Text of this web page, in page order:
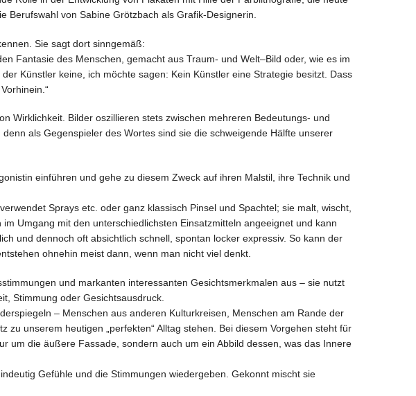
Berufswahl von Sabine Grötzbach als Grafik-Designerin.
Sie sagt dort sinngemäß:
Fantasie des Menschen, gemacht aus Traum- und Welt–Bild oder, wie es im
Künstler keine, ich möchte sagen: Kein Künstler eine Strategie besitzt. Dass
Wirklichkeit. Bilder oszillieren stets zwischen mehreren Bedeutungs- und
als Gegenspieler des Wortes sind sie die schweigende Hälfte unserer
einführen und gehe zu diesem Zweck auf ihren Malstil, ihre Technik und
Sprays etc. oder ganz klassisch Pinsel und Spachtel; sie malt, wischt,
Umgang mit den unterschiedlichsten Einsatzmitteln angeeignet und kann
und dennoch oft absichtlich schnell, spontan locker expressiv. So kann der
ohnehin meist dann, wenn man nicht viel denkt.
und markanten interessanten Gesichtsmerkmalen aus – sie nutzt
Stimmung oder Gesichtsausdruck.
– Menschen aus anderen Kulturkreisen, Menschen am Rande der
unserem heutigen „perfekten“ Alltag stehen. Bei diesem Vorgehen steht für
um die äußere Fassade, sondern auch um ein Abbild dessen, was das Innere
Gefühle und die Stimmungen wiedergeben. Gekonnt mischt sie